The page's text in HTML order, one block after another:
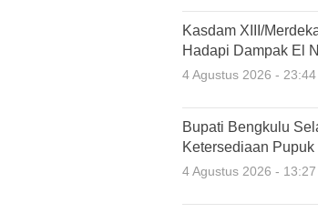
Kasdam XIII/
Hadapi Dampak El
4 Agustus 2026 -
Bupati Bengkulu
Ketersediaan
4 Agustus 2026 -